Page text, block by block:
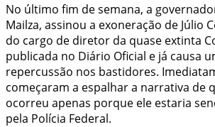
No último fim de semana, a
Mailza, assinou a exoneração de Júlio
do cargo de diretor da quase extinta
publicada no Diário Oficial e já causa
repercussão nos bastidores.
começaram a espalhar a narrativa de
ocorreu apenas porque ele estaria
pela Polícia Federal.